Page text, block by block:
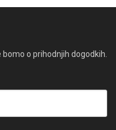
o prihodnjih dogodkih.